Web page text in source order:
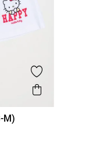
Ajouter
Aperçu
M)